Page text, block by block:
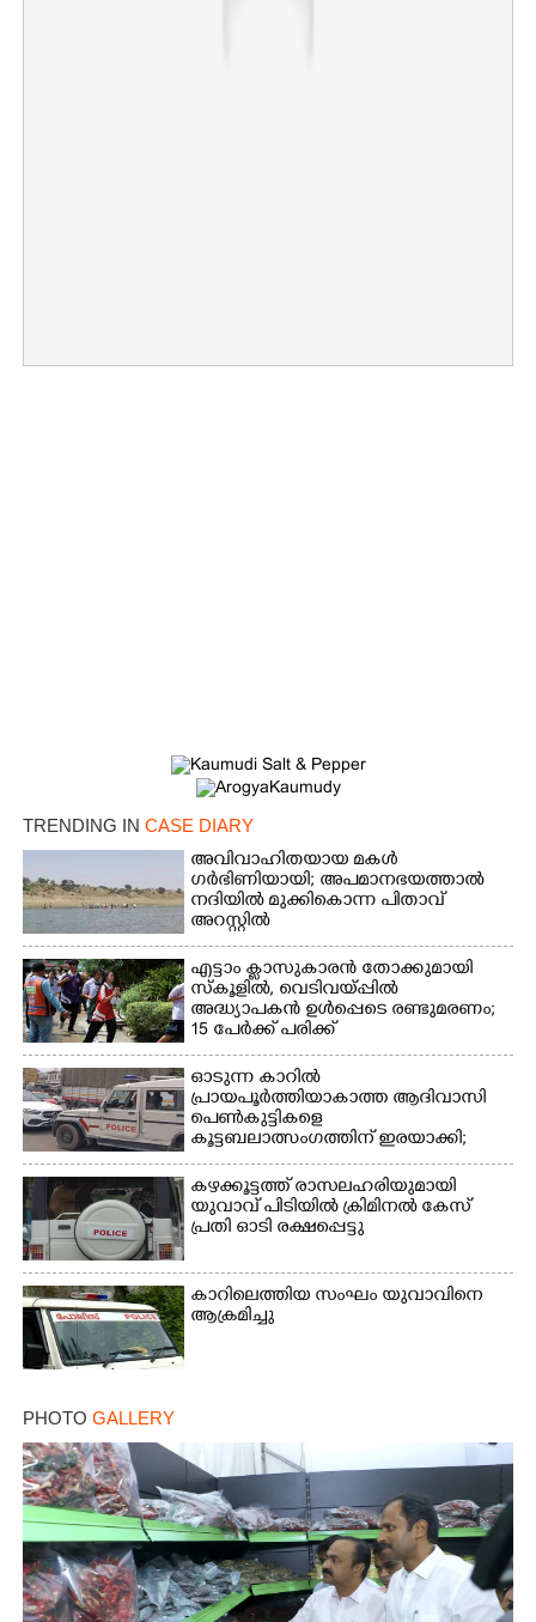
TRENDING IN CASE DIARY
അവിവാഹിതയായ മകൾ
ഗർഭിണിയായി; അപമാനഭയത്താൽ
നദിയിൽ മുക്കികൊന്ന പിതാവ്
അറസ്റ്റിൽ
എട്ടാം ക്ളാസുകാരൻ തോക്കുമായി
സ്കൂളിൽ, വെടിവയ്പ്പിൽ
അദ്ധ്യാപകൻ ഉൾപ്പെടെ രണ്ടുമരണം;
15 പേർക്ക് പരിക്ക്
ഓടുന്ന കാറിൽ
പ്രായപൂർത്തിയാകാത്ത ആദിവാസി
പെൺകുട്ടികളെ
കൂട്ടബലാത്സംഗത്തിന് ഇരയാക്കി;
മൂന്ന് പേർ പിടിയിൽ
കഴക്കൂട്ടത്ത് രാസലഹരിയുമായി
യുവാവ് പിടിയിൽ ക്രിമിനൽ കേസ്
പ്രതി ഓടി രക്ഷപ്പെട്ടു
കാറിലെത്തിയ സംഘം യുവാവിനെ
ആക്രമിച്ചു
PHOTO GALLERY